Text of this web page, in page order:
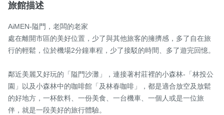
旅館描述
AiMEN-隘門，老闆的老家
處在離開市區的美好位置，少了與其他旅客的擁擠感，多了自在旅
行的輕鬆，位於機場2分鐘車程，少了接駁的時間、多了遊完回憶。
鄰近美麗又好玩的「隘門沙灘」，連接著村莊裡的小森林-「林投公
園」以及小森林中的咖啡館「及林春咖啡」，都是適合放空及放鬆
的好地方，一杯飲料、一份美食、一台機車、一個人或是一位旅
伴，就是一段美好的旅行體驗。